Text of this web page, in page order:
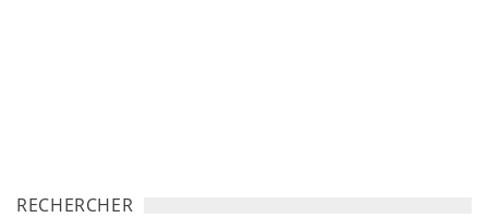
RECHERCHER